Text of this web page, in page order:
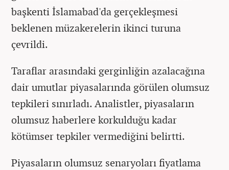
başkenti İslamabad'da gerçekleşmesi
beklenen müzakerelerin ikinci turuna
çevrildi.
Taraflar arasındaki gerginliğin azalacağına
dair umutlar piyasalarında görülen olumsuz
tepkileri sınırladı. Analistler, piyasaların
olumsuz haberlere korkulduğu kadar
kötümser tepkiler vermediğini belirtti.
Piyasaların olumsuz senaryoları fiyatlama